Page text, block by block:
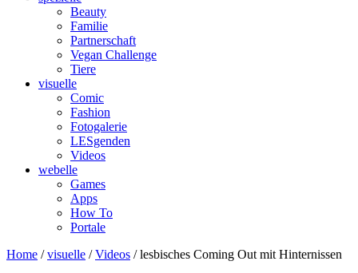
Beauty
Familie
Partnerschaft
Vegan Challenge
Tiere
visuelle
Comic
Fashion
Fotogalerie
LESgenden
Videos
webelle
Games
Apps
How To
Portale
Home /visuelle /Videos /lesbisches Coming Out mit Hinternissen